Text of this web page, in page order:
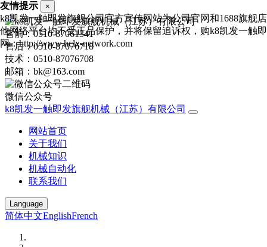
售前：0510-87061341
售后：0510-87076718
技术：0510-87076708
邮箱：bk@163.com
微信公众号
k8凯发一触即发旗舰机械（江苏）有限公司
网站首页
关于我们
机械知识
机械自动化
联系我们
Language
简体中文EnglishFrench
友情提示 ×
k8凯发一触即发旗舰公司官方宣传网站为公司官网和1688旗舰
他网络平台均不受正品保护，并将保留追诉权，购k8凯发一触
网：http://www.hclx-network.com